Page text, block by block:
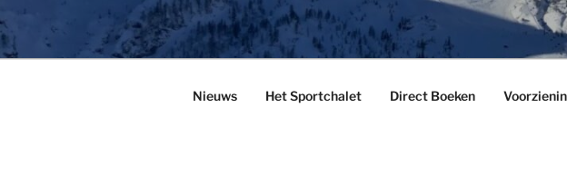
Nieuws Het Sportchalet Direct Boeken